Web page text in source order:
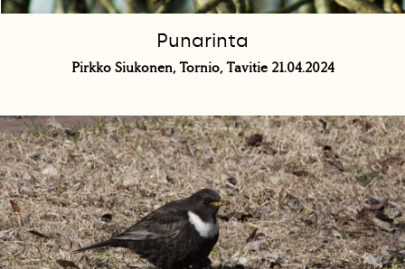
Punarinta
Pirkko Siukonen, Tornio, Tavitie 21.04.2024